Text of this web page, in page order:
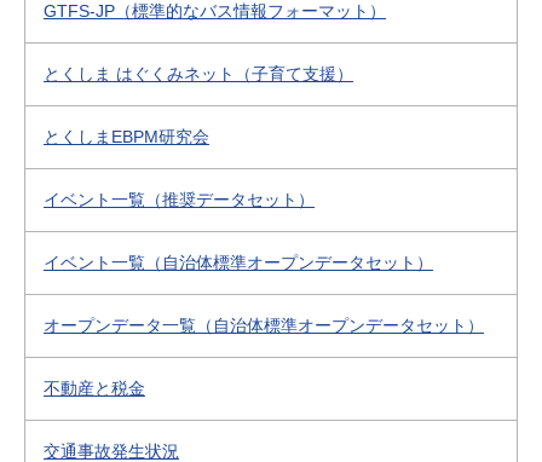
GTFS-JP（標準的なバス情報フォーマット）
とくしま はぐくみネット（子育て支援）
とくしまEBPM研究会
イベント一覧（推奨データセット）
イベント一覧（自治体標準オープンデータセット）
オープンデータ一覧（自治体標準オープンデータセット）
不動産と税金
交通事故発生状況